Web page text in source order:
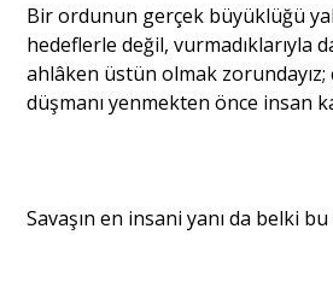
Bir ordunun gerçek büyüklüğü
hedeflerle değil, vurmadıklarıyla
ahlâken üstün olmak
düşmanı yenmekten önce insan
Savaşın en insani yanı da belki bu